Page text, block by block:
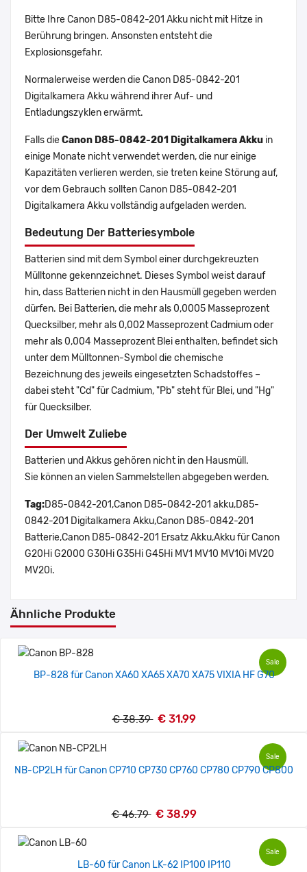
Bitte Ihre Canon D85-0842-201 Akku nicht mit Hitze in
Berührung bringen. Ansonsten entsteht die
Explosionsgefahr.
Normalerweise werden die Canon D85-0842-201
Digitalkamera Akku während ihrer Auf- und
Entladungszyklen erwärmt.
Falls dieCanon D85-0842-201 Digitalkamera Akku in
einige Monate nicht verwendet werden, die nur einige
Kapazitäten verlieren werden, sie treten keine Störung auf,
vor dem Gebrauch sollten Canon D85-0842-201
Digitalkamera Akku vollständig aufgeladen werden.
Bedeutung Der Batteriesymbole
Batterien sind mit dem Symbol einer durchgekreuzten
Mülltonne gekennzeichnet. Dieses Symbol weist darauf
hin, dass Batterien nicht in den Hausmüll gegeben werden
dürfen. Bei Batterien, die mehr als 0,0005 Masseprozent
Quecksilber, mehr als 0,002 Masseprozent Cadmium oder
mehr als 0,004 Masseprozent Blei enthalten, befindet sich
unter dem Mülltonnen-Symbol die chemische
Bezeichnung des jeweils eingesetzten Schadstoffes –
dabei steht "Cd" für Cadmium, "Pb" steht für Blei, und "Hg"
für Quecksilber.
Der Umwelt Zuliebe
Batterien und Akkus gehören nicht in den Hausmüll.
Sie können an vielen Sammelstellen abgegeben werden.
Tag:D85-0842-201,Canon D85-0842-201 akku,D85-
0842-201 Digitalkamera Akku,Canon D85-0842-201
Batterie,Canon D85-0842-201 Ersatz Akku,Akku für Canon
G20Hi G2000 G30Hi G35Hi G45Hi MV1 MV10 MV10i MV20
MV20i.
Ähnliche Produkte
Sale
BP-828 für Canon XA60 XA65 XA70 XA75 VIXIA HF G70
€ 38.39 € 31.99
Sale
NB-CP2LH für Canon CP710 CP730 CP760 CP780 CP790 CP800
€ 46.79 € 38.99
Sale
LB-60 für Canon LK-62 IP100 IP110